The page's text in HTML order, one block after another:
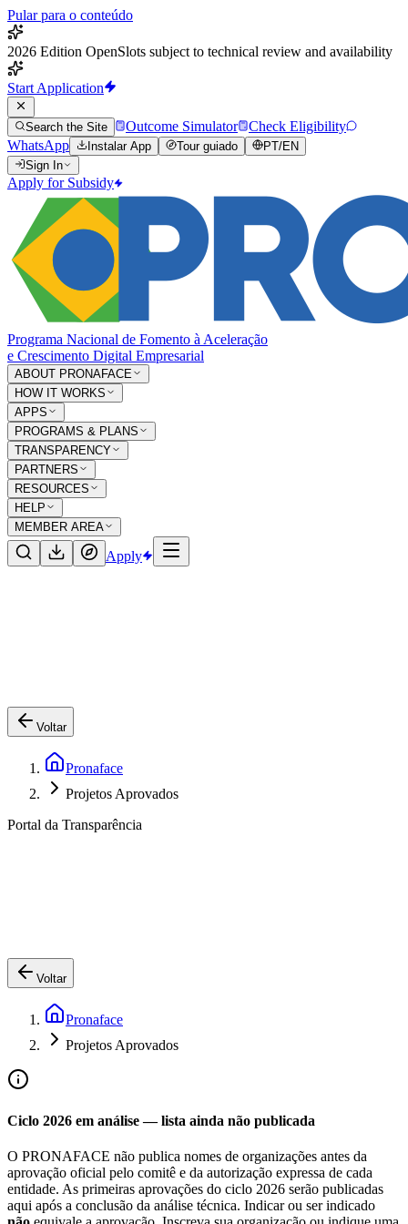
Pular para o conteúdo
2026 Edition OpenSlots subject to technical review and availability
Start Application
Search the Site Outcome Simulator
Check Eligibility
WhatsApp
Instalar App Tour guiado PT/EN
Sign In
Apply for Subsidy
Programa Nacional de Fomento à Aceleração
e Crescimento Digital Empresarial
ABOUT PRONAFACE
HOW IT WORKS
APPS
PROGRAMS & PLANS
TRANSPARENCY
PARTNERS
RESOURCES
HELP
MEMBER AREA
Apply
Voltar
Pronaface
Projetos Aprovados
Portal da Transparência
Voltar
Pronaface
Projetos Aprovados
Ciclo 2026 em análise — lista ainda não publicada
O PRONAFACE não publica nomes de organizações antes da
aprovação oficial pelo comitê e da autorização expressa de cada
entidade. As primeiras aprovações do ciclo 2026 serão publicadas
aqui após a conclusão da análise técnica. Indicar ou ser indicado